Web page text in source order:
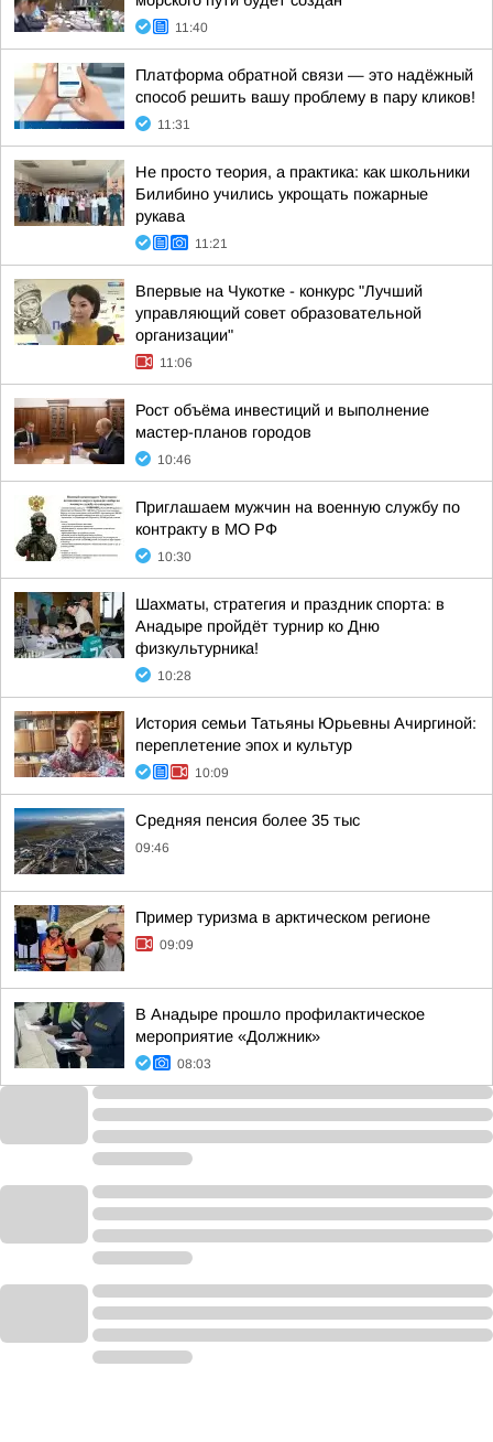
11:40
Платформа обратной связи — это надёжный
способ решить вашу проблему в пару кликов!
11:31
Не просто теория, а практика: как школьники
Билибино учились укрощать пожарные
рукава
11:21
Впервые на Чукотке - конкурс "Лучший
управляющий совет образовательной
организации"
11:06
Рост объёма инвестиций и выполнение
мастер-планов городов
10:46
Приглашаем мужчин на военную службу по
контракту в МО РФ
10:30
Шахматы, стратегия и праздник спорта: в
Анадыре пройдёт турнир ко Дню
физкультурника!
10:28
История семьи Татьяны Юрьевны Ачиргиной:
переплетение эпох и культур
10:09
Средняя пенсия более 35 тыс
09:46
Пример туризма в арктическом регионе
09:09
В Анадыре прошло профилактическое
мероприятие «Должник»
08:03